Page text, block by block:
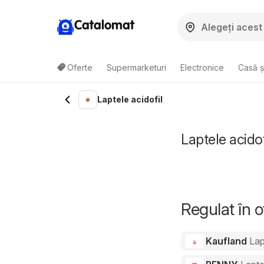
Catalomat
Oferte Supermarketuri Electronice Casă
Laptele acidofil
Laptele
Regulat în
Kaufland